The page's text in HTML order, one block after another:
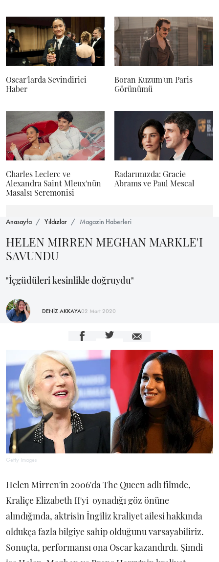
Oscar'larda Sevindirici
Haber
Boran Kuzum'un Paris
Görünümü
Charles Leclerc ve
Alexandra Saint Mleux'nün
Masalsı Seremonisi
Radarımızda: Gracie
Abrams ve Paul Mescal
Anasayfa Yıldızlar Magazin Haberleri
HELEN MIRREN MEGHAN MARKLE'I
SAVUNDU
"İçgüdüleri kesinlikle doğruydu"
DENİZ AKKAYA02 Mart 2020
Getty Images
Helen Mirren'in 2006'da The Queen adlı filmde,
Kraliçe Elizabeth II'yi oynadığı göz önüne
alındığında, aktrisin İngiliz kraliyet ailesi hakkında
oldukça fazla bilgiye sahip olduğunu varsayabiliriz.
Sonuçta, performansı ona Oscar kazandırdı. Şimdi